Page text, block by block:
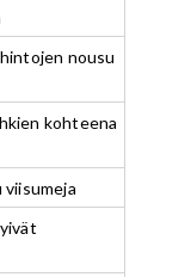
nousu
kohteena